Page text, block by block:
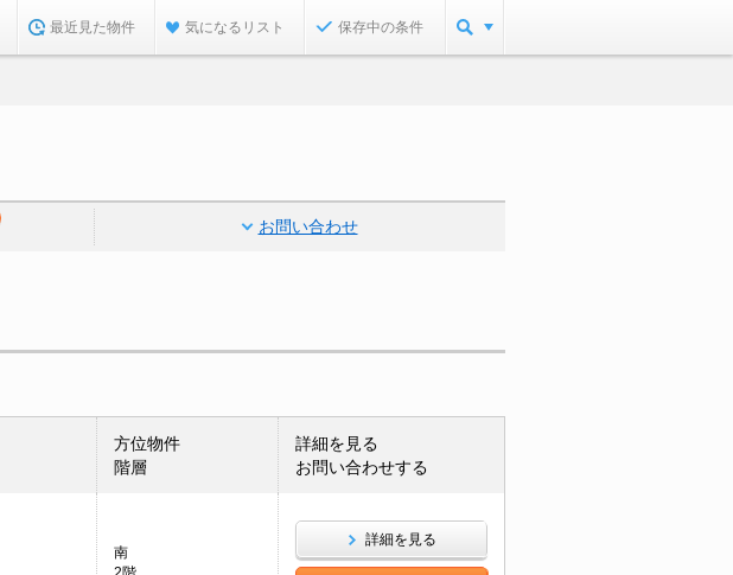
最近見た物件 気になるリスト 保存中の条件
お問い合わせ
方位物件
階層
詳細を見る
お問い合わせする
南
詳細を見る